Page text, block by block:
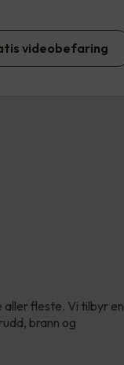
videobefaring
fleste. Vi tilbyr en
brann og